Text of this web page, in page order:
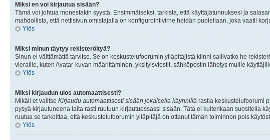
Miksi en voi kirjautua sisään?
Tämä voi johtua monestakin syystä. Ensimmäiseksi, tarkista, että käyttäjätunnuksesi ja
mahdollista, että nettisivun omistajalla on konfigurointivirhe heidän puolellaan, joka vaatii
Ylös
Miksi minun täytyy rekisteröityä?
Sinun ei välttämättä tarvitse. Se on keskustelufoorumin ylläpitäjistä kiinni sallivatko he
vieraille, kuten Avatar-kuvan määrittäminen, yksityisviestit, sähköpostin lähetys muille
Ylös
Miksi kirjaudun ulos automaattisesti?
Mikäli et valitse Kirjaudu automaattisesti sisään jokaisella käynnillä rastia keskustelufoorumi
pysyä kirjautuneena laita rasti ruutuun kirjautuessassi sisään. Tätä ei kuitenkaan suositella
ruutua se tarkoittaa, että keskustelufoorumin ylläpitäjä on ottanut tämän toiminnon pois
Ylös